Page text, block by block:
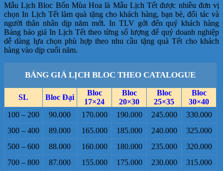
Mẫu Lịch Bloc Bốn Mùa Hoa là Mẫu Lịch Tết được nhiều đơn vị
chọn In Lịch Tết làm quà tặng cho khách hàng, bạn bè, đối tác và
người thân nhân dịp năm mới. In TLV gởi đến quý khách hàng
Bảng báo giá In Lịch Tết theo từng số lượng để quý doanh nghiệp
dễ dàng lựa chọn phù hợp theo nhu cầu tặng quà Tết cho khách
hàng vào dịp cuối năm.
BẢNG GIÁ LỊCH BLOC THEO CATALOGUE
SL Bloc Đại
Bloc
17×24
Bloc
20×30
Bloc
25×35
Bloc
30×40
100 – 200
90.000 170.000 190.000 245.000
330.000
300 – 400
89.000 165.000 185.000 240.000
325.000
500 – 600
88.000 160.000 180.000 235.000
320.000
700 – 800
87.000 155.000 175.000 230.000
315.000